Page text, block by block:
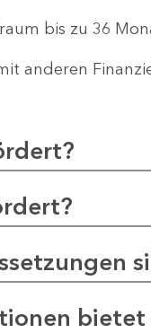
bis zu 36
anderen